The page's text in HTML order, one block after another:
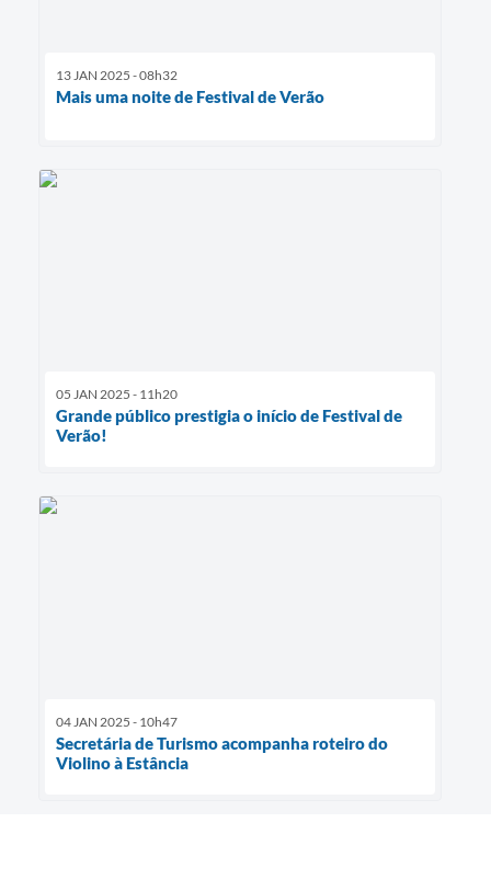
13 JAN 2025 - 08h32
Mais uma noite de Festival de Verão
05 JAN 2025 - 11h20
Grande público prestigia o início de Festival de
Verão!
04 JAN 2025 - 10h47
Secretária de Turismo acompanha roteiro do
Violino à Estância